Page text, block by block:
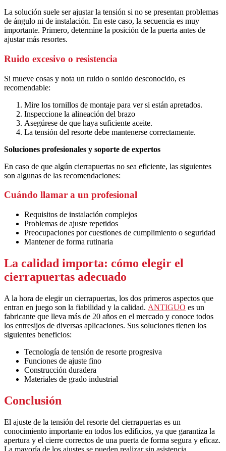
La solución suele ser ajustar la tensión si no se presentan problemas
de ángulo ni de instalación. En este caso, la secuencia es muy
importante. Primero, determine la posición de la puerta antes de
ajustar más resortes.
Ruido excesivo o resistencia
Si mueve cosas y nota un ruido o sonido desconocido, es
recomendable:
Mire los tornillos de montaje para ver si están apretados.
Inspeccione la alineación del brazo
Asegúrese de que haya suficiente aceite.
La tensión del resorte debe mantenerse correctamente.
Soluciones profesionales y soporte de expertos
En caso de que algún cierrapuertas no sea eficiente, las siguientes
son algunas de las recomendaciones:
Cuándo llamar a un profesional
Requisitos de instalación complejos
Problemas de ajuste repetidos
Preocupaciones por cuestiones de cumplimiento o seguridad
Mantener de forma rutinaria
La calidad importa: cómo elegir el
cierrapuertas adecuado
A la hora de elegir un cierrapuertas, los dos primeros aspectos que
entran en juego son la fiabilidad y la calidad. ANTIGUO es un
fabricante que lleva más de 20 años en el mercado y conoce todos
los entresijos de diversas aplicaciones. Sus soluciones tienen los
siguientes beneficios:
Tecnología de tensión de resorte progresiva
Funciones de ajuste fino
Construcción duradera
Materiales de grado industrial
Conclusión
El ajuste de la tensión del resorte del cierrapuertas es un
conocimiento importante en todos los edificios, ya que garantiza la
apertura y el cierre correctos de una puerta de forma segura y eficaz.
La mayoría de los ajustes se pueden realizar sin asistencia